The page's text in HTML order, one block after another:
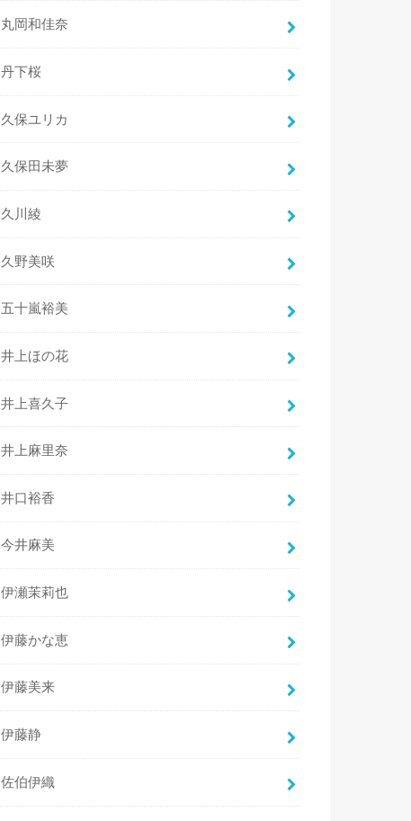
丸岡和佳奈
丹下桜
久保ユリカ
久保田未夢
久川綾
久野美咲
五十嵐裕美
井上ほの花
井上喜久子
井上麻里奈
井口裕香
今井麻美
伊瀬茉莉也
伊藤かな恵
伊藤美来
伊藤静
佐伯伊織